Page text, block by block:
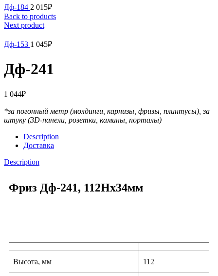
Дф-184 2 015₽
Back to products
Next product
Дф-153 1 045₽
Дф-241
1 044₽
*за погонный метр (молдинги, карнизы, фризы, плинтусы), за
штуку (3D-панели, розетки, камины, порталы)
Description
Доставка
Description
Фриз Дф-241, 112Нх34мм
Высота, мм 112